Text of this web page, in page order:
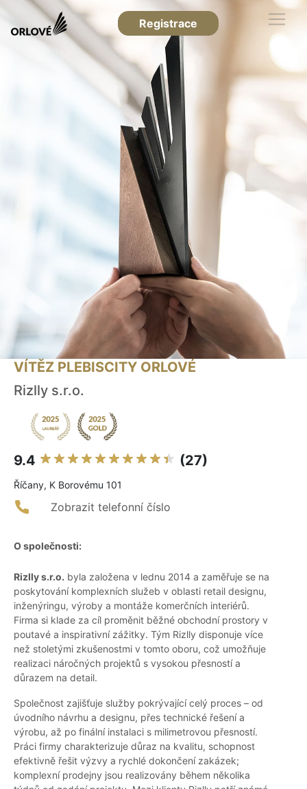
Registrace
VÍTĚZ PLEBISCITY ORLOVÉ
Rizlly s.r.o.
9.4 (27)
Říčany, K Borovému 101
Zobrazit telefonní číslo
O společnosti:
Rizlly s.r.o. byla založena v lednu 2014 a zaměřuje se na
poskytování komplexních služeb v oblasti retail designu,
inženýringu, výroby a montáže komerčních interiérů.
Firma si klade za cíl proměnit běžné obchodní prostory v
poutavé a inspirativní zážitky. Tým Rizlly disponuje více
než stoletými zkušenostmi v tomto oboru, což umožňuje
realizaci náročných projektů s vysokou přesností a
důrazem na detail.
Společnost zajišťuje služby pokrývající celý proces – od
úvodního návrhu a designu, přes technické řešení a
výrobu, až po finální instalaci s milimetrovou přesností.
Práci firmy charakterizuje důraz na kvalitu, schopnost
efektivně řešit výzvy a rychlé dokončení zakázek;
komplexní prodejny jsou realizovány během několika